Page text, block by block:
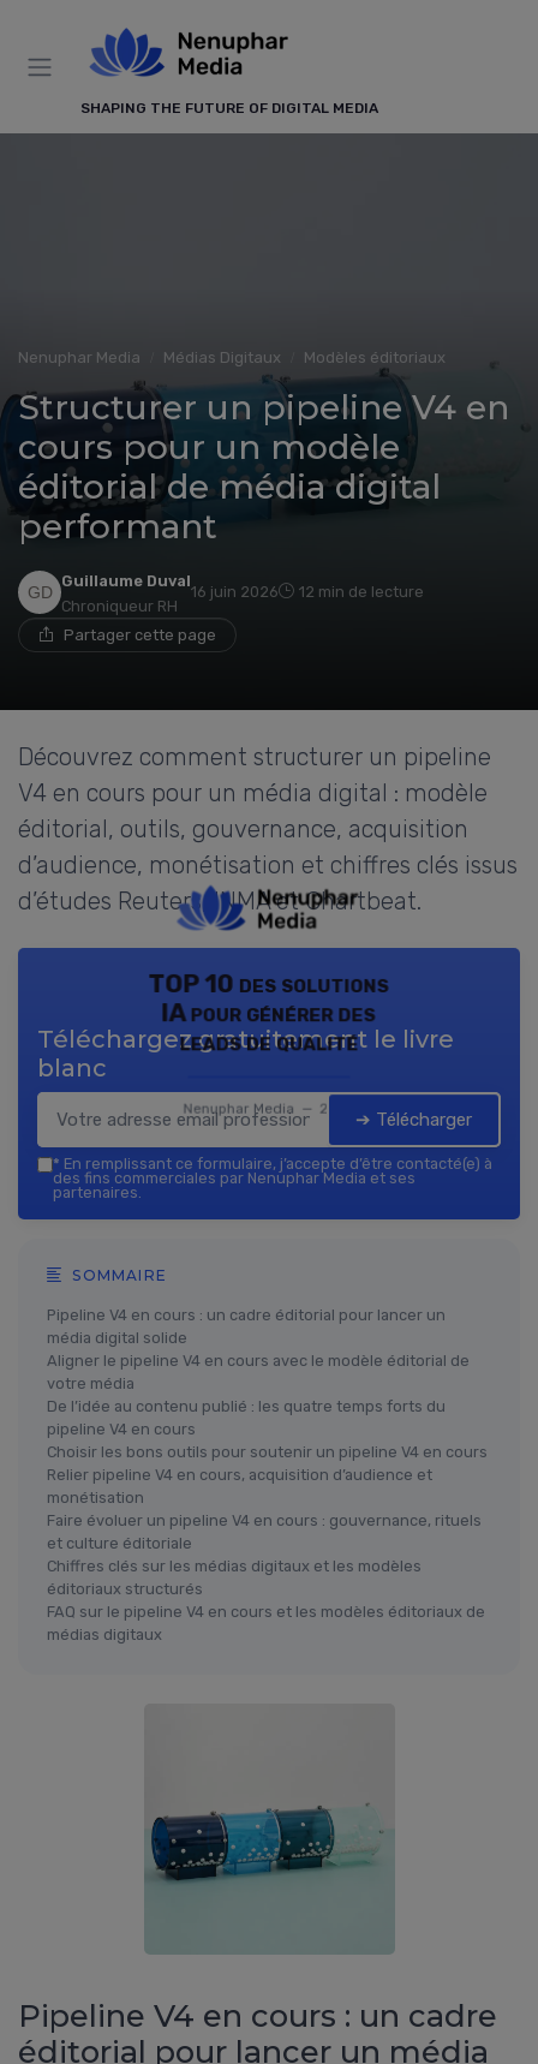
SHAPING THE FUTURE OF DIGITAL MEDIA
Nenuphar Media Médias Digitaux Modèles éditoriaux
Structurer un pipeline V4 en
cours pour un modèle
éditorial de média digital
performant
Guillaume Duval
Chroniqueur RH
16 juin 2026 12 min de lecture
Partager cette page
Découvrez comment structurer un pipeline
V4 en cours pour un média digital : modèle
éditorial, outils, gouvernance, acquisition
d’audience, monétisation et chiffres clés issus
d’études Reuters, INMA et Chartbeat.
TOP 10 des solutions
IA pour générer des
leads de qualité
Nenuphar Media — 2026
Téléchargez gratuitement le livre
blanc
➔ Télécharger
* En remplissant ce formulaire, j’accepte d’être contacté(e) à
des fins commerciales par Nenuphar Media et ses
partenaires.
SOMMAIRE
Pipeline V4 en cours : un cadre éditorial pour lancer un
média digital solide
Aligner le pipeline V4 en cours avec le modèle éditorial de
votre média
De l’idée au contenu publié : les quatre temps forts du
pipeline V4 en cours
Choisir les bons outils pour soutenir un pipeline V4 en cours
Relier pipeline V4 en cours, acquisition d’audience et
monétisation
Faire évoluer un pipeline V4 en cours : gouvernance, rituels
et culture éditoriale
Chiffres clés sur les médias digitaux et les modèles
éditoriaux structurés
FAQ sur le pipeline V4 en cours et les modèles éditoriaux de
médias digitaux
Pipeline V4 en cours : un cadre
éditorial pour lancer un média